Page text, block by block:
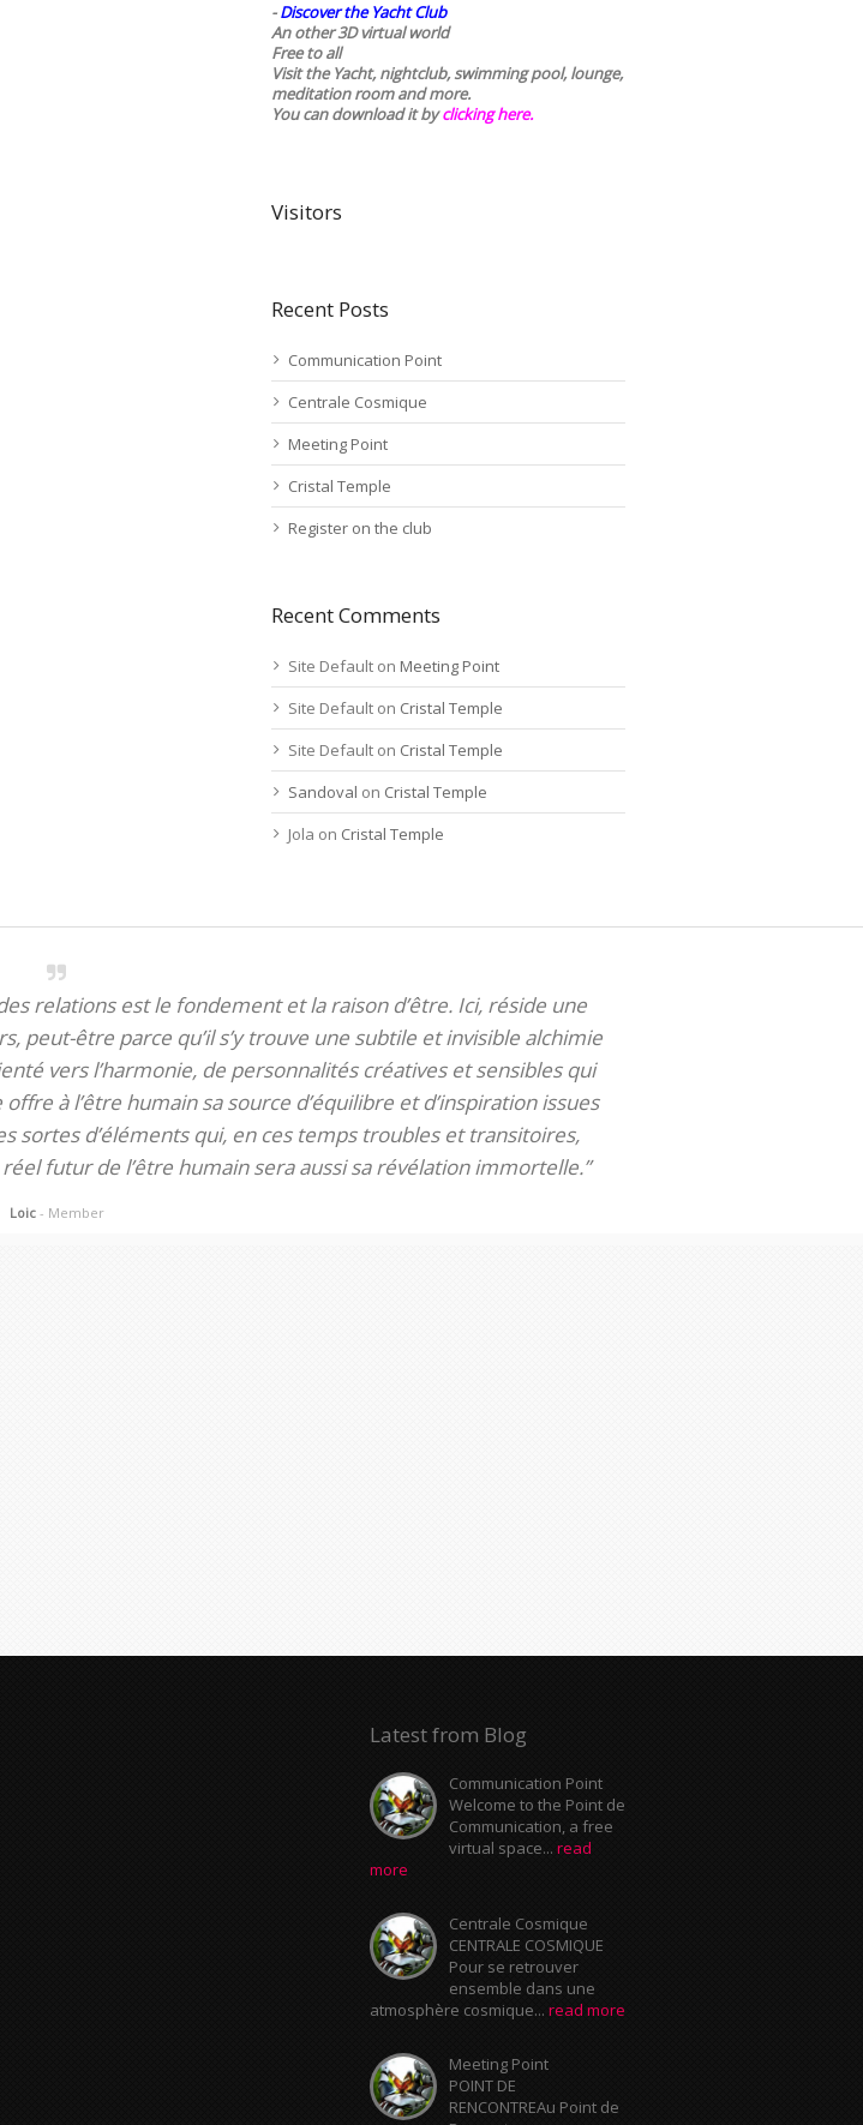
-Discover the Yacht Club
An other 3D virtual world
Free to all
Visit the Yacht, nightclub, swimming pool, lounge,
meditation room and more.
You can download it byclicking here.
Visitors
Recent Posts
Communication Point
Centrale Cosmique
Meeting Point
Cristal Temple
Register on the club
Recent Comments
Site Default on Meeting Point
Site Default on Cristal Temple
Site Default on Cristal Temple
Sandoval on Cristal Temple
Jola on Cristal Temple
relations est le fondement et la raison d’être. Ici, réside une
peut-être parce qu’il s’y trouve une subtile et invisible alchimie
vers l’harmonie, de personnalités créatives et sensibles qui
à l’être humain sa source d’équilibre et d’inspiration issues
sortes d’éléments qui, en ces temps troubles et transitoires,
futur de l’être humain sera aussi sa révélation immortelle.”
Loic - Member
Latest from Blog
Communication Point
Welcome to the Point de
Communication, a free
virtual space... read
more
Centrale Cosmique
CENTRALE COSMIQUE
Pour se retrouver
ensemble dans une
atmosphère cosmique... read more
Meeting Point
POINT DE
RENCONTREAu Point de